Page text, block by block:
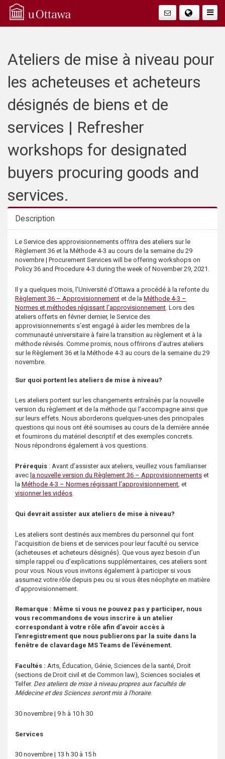
Q
A
Faire
Ateliers de mise à niveau pour
les acheteuses et acheteurs
désignés de biens et de
services | Refresher
workshops for designated
buyers procuring goods and
services.
Description
Description
Le Service des approvisionnements offrira des ateliers sur le
Règlement 36 et la Méthode 4-3 au cours de la semaine du 29
novembre | Procurement Services will be offering workshops on
Policy 36 and Procedure 4-3 during the week of November 29, 2021.
Il y a quelques mois, l’Université d’Ottawa a procédé à la refonte du
Règlement 36 – Approvisionnement et de la Méthode 4-3 –
Normes et méthodes régissant l’approvisionnement . Lors des
ateliers offerts en février dernier, le Service des
approvisionnements s’est engagé à aider les membres de la
communauté universitaire à faire la transition au règlement et à la
méthode révisés. Comme promis, nous offrirons d’autres ateliers
sur le Règlement 36 et la Méthode 4-3 au cours de la semaine du 29
novembre.
Sur quoi portent les ateliers de mise à niveau?
Les ateliers portent sur les changements entraînés par la nouvelle
version du règlement et de la méthode qui l’accompagne ainsi que
sur leurs effets. Nous aborderons quelques-unes des principales
questions qui nous ont été soumises au cours de la dernière année
et fournirons du matériel descriptif et des exemples concrets.
Nous répondrons également à vos questions.
Prérequis : Avant d’assister aux ateliers, veuillez vous familiariser
avec la nouvelle version du Règlement 36 – Approvisionnements et
la Méthode 4-3 – Normes régissant l’approvisionnement, et
visionner les vidéos.
Qui devrait assister aux ateliers de mise à niveau?
Les ateliers sont destinés aux membres du personnel qui font
l’acquisition de biens et de services pour leur faculté ou service
(acheteuses et acheteurs désignés). Que vous ayez besoin d’un
simple rappel ou d’explications supplémentaires, ces ateliers sont
pour vous. Nous vous invitons également à participer si vous
assumez votre rôle depuis peu ou si vous êtes néophyte en matière
d’approvisionnement.
Remarque : Même si vous ne pouvez pas y participer, nous
vous recommandons de vous inscrire à un atelier
correspondant à votre rôle afin d’avoir accès à
l’enregistrement que nous publierons par la suite dans la
fenêtre de clavardage MS Teams de l’événement.
Facultés : Arts, Éducation, Génie, Sciences de la santé, Droit
(sections de Droit civil et de Common law), Sciences sociales et
Telfer. Des ateliers de mise à niveau propres aux facultés de
Médecine et des Sciences seront mis à l'horaire.
30 novembre | 9 h à 10 h 30
Services
30 novembre | 13 h 30 à 15 h